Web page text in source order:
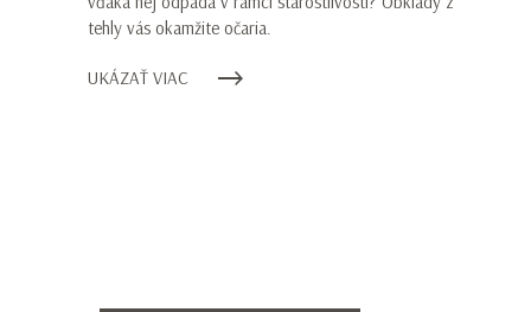
tehly vás okamžite očaria.
UKÁZAŤ VIAC